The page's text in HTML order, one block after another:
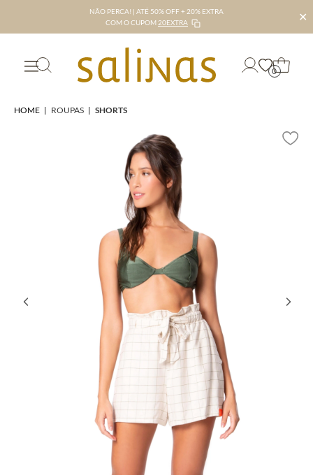
NÃO PERCA! | ATÉ 50% OFF + 20% EXTRA
COM O CUPOM 20EXTRA ✕
0
HOME | ROUPAS | SHORTS